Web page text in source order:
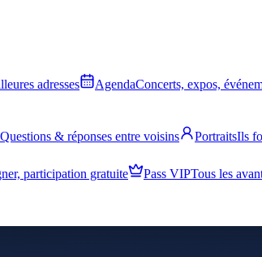
adresses AgendaConcerts, expos,
Questions & réponses entre voisins PortraitsIls
participation gratuite Pass VIPTous les